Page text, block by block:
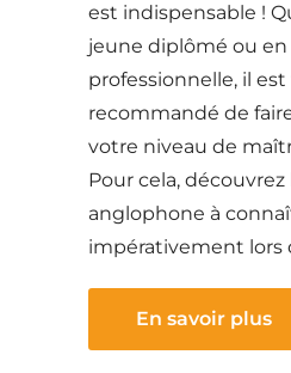
est indispensable !
jeune diplômé ou
professionnelle, il
recommandé de
votre niveau de
Pour cela,
anglophone à
impérativement lors
En savoir plus